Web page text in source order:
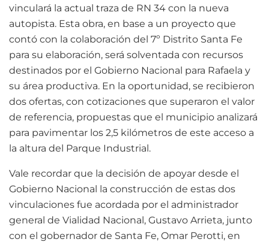
vinculará la actual traza de RN 34 con la nueva
autopista. Esta obra, en base a un proyecto que
contó con la colaboración del 7º Distrito Santa Fe
para su elaboración, será solventada con recursos
destinados por el Gobierno Nacional para Rafaela y
su área productiva. En la oportunidad, se recibieron
dos ofertas, con cotizaciones que superaron el valor
de referencia, propuestas que el municipio analizará
para pavimentar los 2,5 kilómetros de este acceso a
la altura del Parque Industrial.
Vale recordar que la decisión de apoyar desde el
Gobierno Nacional la construcción de estas dos
vinculaciones fue acordada por el administrador
general de Vialidad Nacional, Gustavo Arrieta, junto
con el gobernador de Santa Fe, Omar Perotti, en